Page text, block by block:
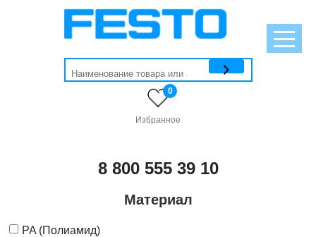
Избранное
0
8 800 555 39 10
Материал
PA (Полиамид)